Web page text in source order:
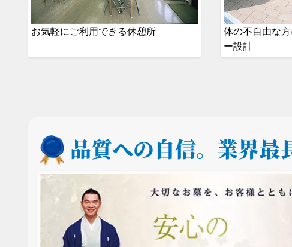
お気軽にご利用できる休憩所
体の不自由な
ー設計
品質への自信。 業界最